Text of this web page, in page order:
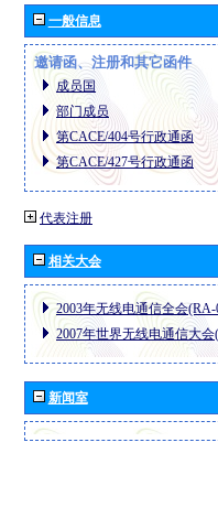
一般信息
邀请函、注册和其它函件
成员国
部门成员
第CACE/404号行政通函
第CACE/427号行政通函
代表注册
相关大会
2003年无线电通信全会(RA-
2007年世界无线电通信大会
新闻室